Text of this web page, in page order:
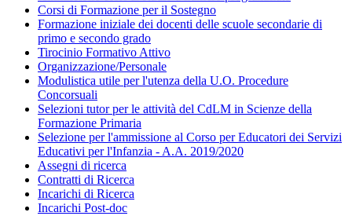
Corsi di Formazione per il Sostegno
Formazione iniziale dei docenti delle scuole secondarie di
primo e secondo grado
Tirocinio Formativo Attivo
Organizzazione/Personale
Modulistica utile per l'utenza della U.O. Procedure
Concorsuali
Selezioni tutor per le attività del CdLM in Scienze della
Formazione Primaria
Selezione per l'ammissione al Corso per Educatori dei Servizi
Educativi per l'Infanzia - A.A. 2019/2020
Assegni di ricerca
Contratti di Ricerca
Incarichi di Ricerca
Incarichi Post-doc